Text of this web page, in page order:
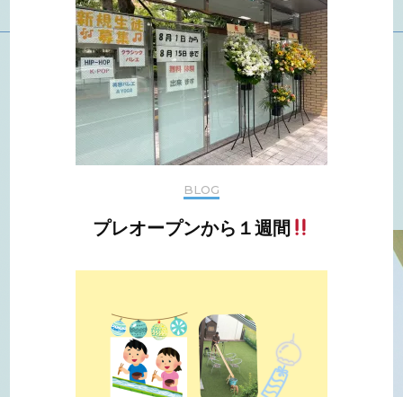
BLOG
プレオープンから１週間